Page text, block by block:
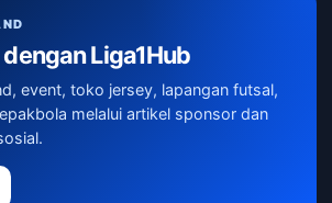
Liga1Hub
event, toko jersey, lapangan futsal,
melalui artikel sponsor dan